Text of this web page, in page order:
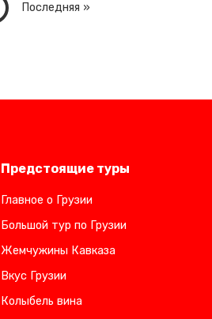
Последняя »
Предстоящие туры
Главное о Грузии
Большой тур по Грузии
Жемчужины Кавказа
Вкус Грузии
Колыбель вина